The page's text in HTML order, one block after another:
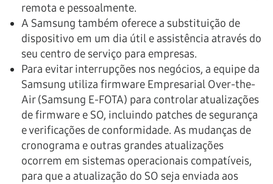
remota e pessoalmente.
A Samsung também oferece a substituição de
dispositivo em um dia útil e assistência através do
seu centro de serviço para empresas.
Para evitar interrupções nos negócios, a equipe da
Samsung utiliza firmware Empresarial Over-the-
Air (Samsung E-FOTA) para controlar atualizações
de firmware e SO, incluindo patches de segurança
e verificações de conformidade. As mudanças de
cronograma e outras grandes atualizações
ocorrem em sistemas operacionais compatíveis,
para que a atualização do SO seja enviada aos